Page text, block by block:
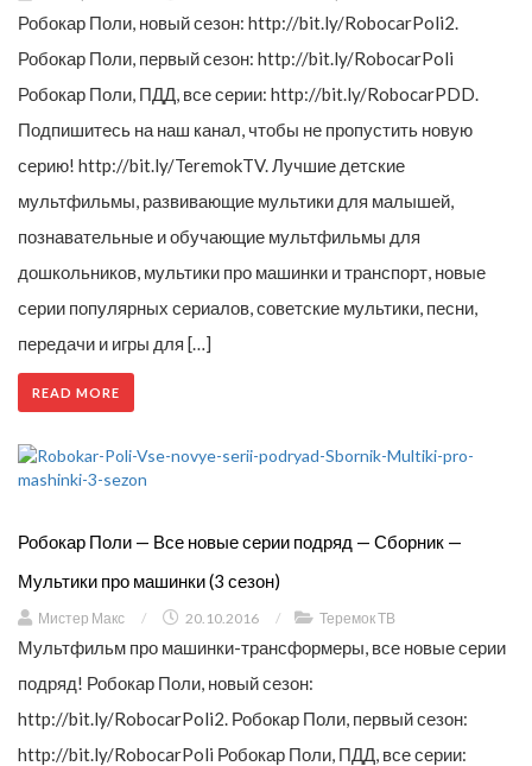
Робокар Поли, новый сезон: http://bit.ly/RobocarPoli2.
Робокар Поли, первый сезон: http://bit.ly/RobocarPoli
Робокар Поли, ПДД, все серии: http://bit.ly/RobocarPDD.
Подпишитесь на наш канал, чтобы не пропустить новую
серию! http://bit.ly/TeremokTV. Лучшие детские
мультфильмы, развивающие мультики для малышей,
познавательные и обучающие мультфильмы для
дошкольников, мультики про машинки и транспорт, новые
серии популярных сериалов, советские мультики, песни,
передачи и игры для […]
READ MORE
Робокар Поли — Все новые серии подряд — Сборник —
Мультики про машинки (3 сезон)
Мистер Макс / 20.10.2016 / Теремок ТВ
Мультфильм про машинки-трансформеры, все новые серии
подряд! Робокар Поли, новый сезон:
http://bit.ly/RobocarPoli2. Робокар Поли, первый сезон:
http://bit.ly/RobocarPoli Робокар Поли, ПДД, все серии: